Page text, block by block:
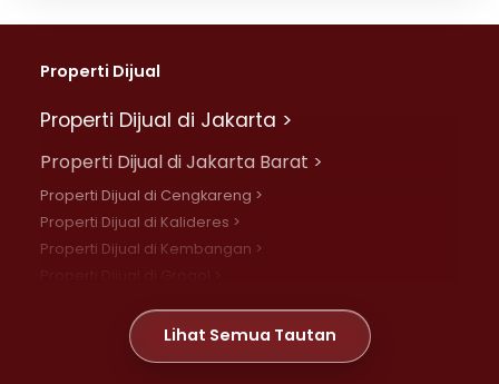
Properti Dijual
Properti Dijual di Jakarta >
Properti Dijual di Jakarta Barat >
Properti Dijual di Cengkareng >
Properti Dijual di Kalideres >
Properti Dijual di Kembangan >
Properti Dijual di Meruya >
Properti Dijual di Jelambar >
Lihat Semua Tautan